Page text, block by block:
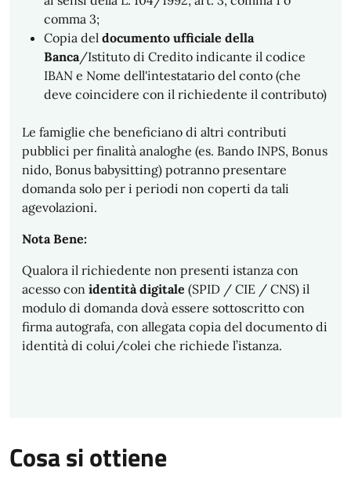
comma 3;
Copia del documento ufficiale della
Banca/Istituto di Credito indicante il codice
IBAN e Nome dell'intestatario del conto (che
deve coincidere con il richiedente il contributo)
Le famiglie che beneficiano di altri contributi
pubblici per finalità analoghe (es. Bando INPS, Bonus
nido, Bonus babysitting) potranno presentare
domanda solo per i periodi non coperti da tali
agevolazioni.
Nota Bene:
Qualora il richiedente non presenti istanza con
acesso con identità digitale (SPID / CIE / CNS) il
modulo di domanda dovà essere sottoscritto con
firma autografa, con allegata copia del documento di
identità di colui/colei che richiede l’istanza.
Cosa si ottiene